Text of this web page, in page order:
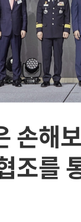
손해
조를